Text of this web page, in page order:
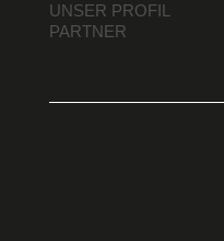
UNSER PROFIL
PARTNER